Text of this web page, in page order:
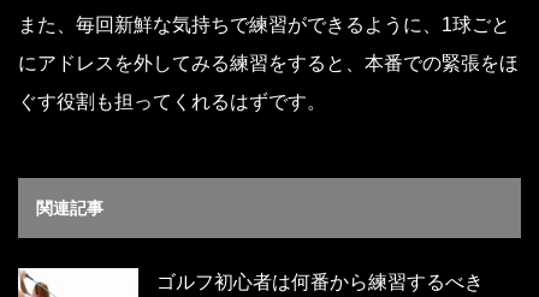
また、毎回新鮮な気持ちで練習ができるように、1球ごと
にアドレスを外してみる練習をすると、本番での緊張をほ
ぐす役割も担ってくれるはずです。
関連記事
ゴルフ初心者は何番から練習するべき